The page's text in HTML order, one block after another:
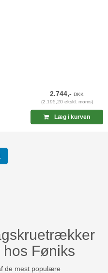
2.744,-DKK
(2.195,20 ekskl. moms)
Læg i kurven
Føniks
de mest populære